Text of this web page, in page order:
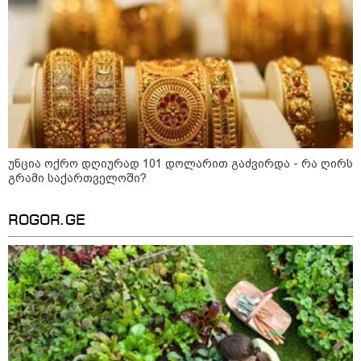
კი აგრძელებ ამის გაკეთებას" -
თეონა კონტრიძე მეუღლეს
ემოციურ "პოსტს" უძღვნის
პოლიტიკა
უნცია ოქრო დღიურად 101 დოლარით გაძვირდა - რა ღირს
გრამი საქართველოში?
ROGOR.GE